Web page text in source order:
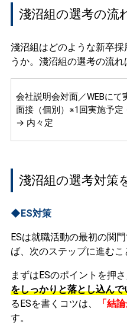
淺沼組の選考の流
淺沼組はどのような新卒
うか。淺沼組の選考の流れ
会社説明会対面／WEBに
面接（個別）※1回実施予
→ 内々定
淺沼組の選考対策
◆ES対策
ESは就職活動の最初の関
ば、次のステップに進むこ
まずはESのポイントを押さ
をしっかりと落とし込ん
るESを書くコツは、
「結
す。